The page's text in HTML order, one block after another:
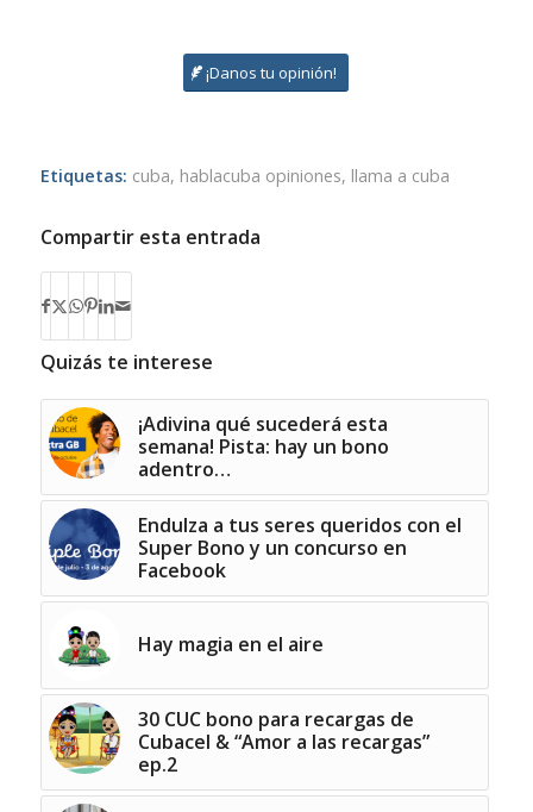
¡Danos tu opinión!
Etiquetas: cuba, hablacuba opiniones, llama a cuba
Compartir esta entrada
Quizás te interese
¡Adivina qué sucederá esta
semana! Pista: hay un bono
adentro…
Endulza a tus seres queridos con el
Super Bono y un concurso en
Facebook
Hay magia en el aire
30 CUC bono para recargas de
Cubacel & “Amor a las recargas”
ep.2